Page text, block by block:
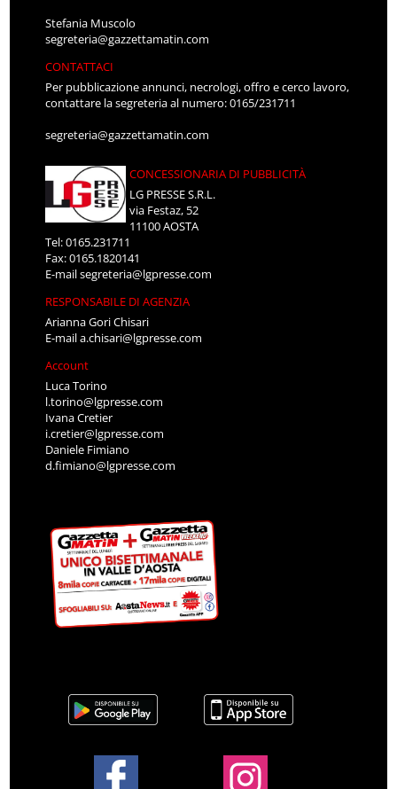
Stefania Muscolo
segreteria@gazzettamatin.com
CONTATTACI
Per pubblicazione annunci, necrologi, offro e cerco lavoro,
contattare la segreteria al numero: 0165/231711
segreteria@gazzettamatin.com
CONCESSIONARIA DI PUBBLICITÀ
LG PRESSE S.R.L.
via Festaz, 52
11100 AOSTA
Tel: 0165.231711
Fax: 0165.1820141
E-mailsegreteria@lgpresse.com
RESPONSABILE DI AGENZIA
Arianna Gori Chisari
E-maila.chisari@lgpresse.com
Account
Luca Torino
l.torino@lgpresse.com
Ivana Cretier
i.cretier@lgpresse.com
Daniele Fimiano
d.fimiano@lgpresse.com